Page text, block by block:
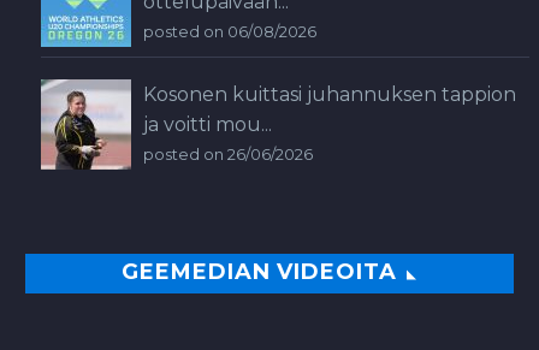
posted on 06/08/2026
Kosonen kuittasi juhannuksen tappion
ja voitti mou...
posted on 26/06/2026
GEEMEDIAN VIDEOITA